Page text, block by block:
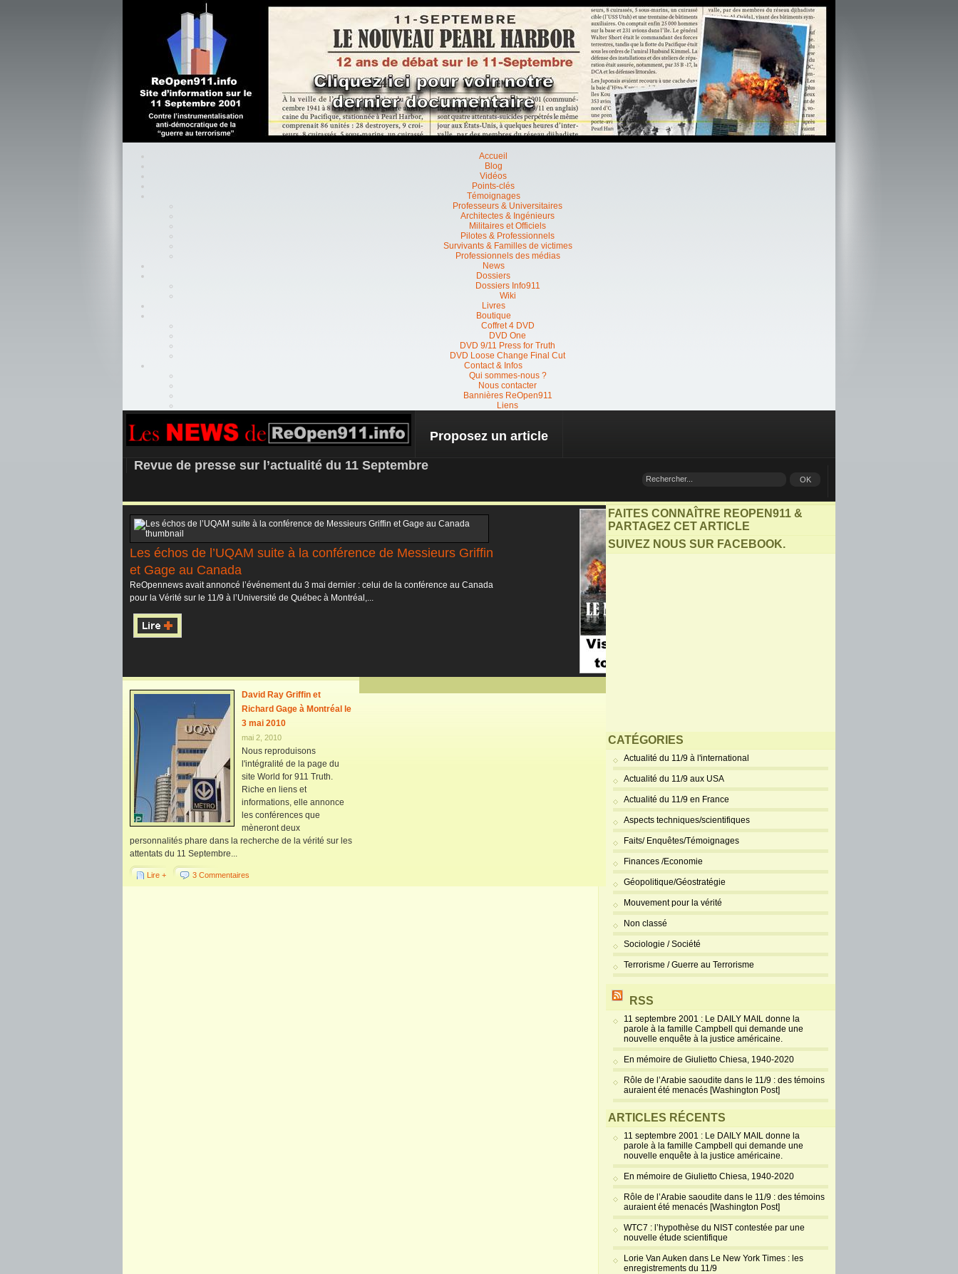
Accueil
Blog
Vidéos
Points-clés
Témoignages
Professeurs & Universitaires
Architectes & Ingénieurs
Militaires et Officiels
Pilotes & Professionnels
Survivants & Familles de victimes
Professionnels des médias
News
Dossiers
Dossiers Info911
Wiki
Livres
Boutique
Coffret 4 DVD
DVD One
DVD 9/11 Press for Truth
DVD Loose Change Final Cut
Contact & Infos
Qui sommes-nous ?
Nous contacter
Bannières ReOpen911
Liens
REOPEN911 – NEWS
Proposez un article
Revue de presse sur l’actualité du 11 Septembre
Les échos de l’UQAM suite à la conférence de Messieurs Griffin
et Gage au Canada
ReOpennews avait annoncé l’événement du 3 mai dernier : celui de la conférence au Canada
pour la Vérité sur le 11/9 à l’Université de Québec à Montréal,...
David Ray Griffin et
Richard Gage à Montréal le
3 mai 2010
mai 2, 2010
Nous reproduisons
l'intégralité de la page du
site World for 911 Truth.
Riche en liens et
informations, elle annonce
les conférences que
mèneront deux
personnalités phare dans la recherche de la vérité sur les
attentats du 11 Septembre...
Lire + 3 Commentaires
FAITES CONNAÎTRE REOPEN911 &
PARTAGEZ CET ARTICLE
SUIVEZ NOUS SUR FACEBOOK.
CATÉGORIES
Actualité du 11/9 à l'international
Actualité du 11/9 aux USA
Actualité du 11/9 en France
Aspects techniques/scientifiques
Faits/ Enquêtes/Témoignages
Finances /Economie
Géopolitique/Géostratégie
Mouvement pour la vérité
Non classé
Sociologie / Société
Terrorisme / Guerre au Terrorisme
RSS
11 septembre 2001 : Le DAILY MAIL donne la
parole à la famille Campbell qui demande une
nouvelle enquête à la justice américaine.
En mémoire de Giulietto Chiesa, 1940-2020
Rôle de l’Arabie saoudite dans le 11/9 : des témoins
auraient été menacés [Washington Post]
ARTICLES RÉCENTS
11 septembre 2001 : Le DAILY MAIL donne la
parole à la famille Campbell qui demande une
nouvelle enquête à la justice américaine.
En mémoire de Giulietto Chiesa, 1940-2020
Rôle de l’Arabie saoudite dans le 11/9 : des témoins
auraient été menacés [Washington Post]
WTC7 : l’hypothèse du NIST contestée par une
nouvelle étude scientifique
Lorie Van Auken dans Le New York Times : les
enregistrements du 11/9